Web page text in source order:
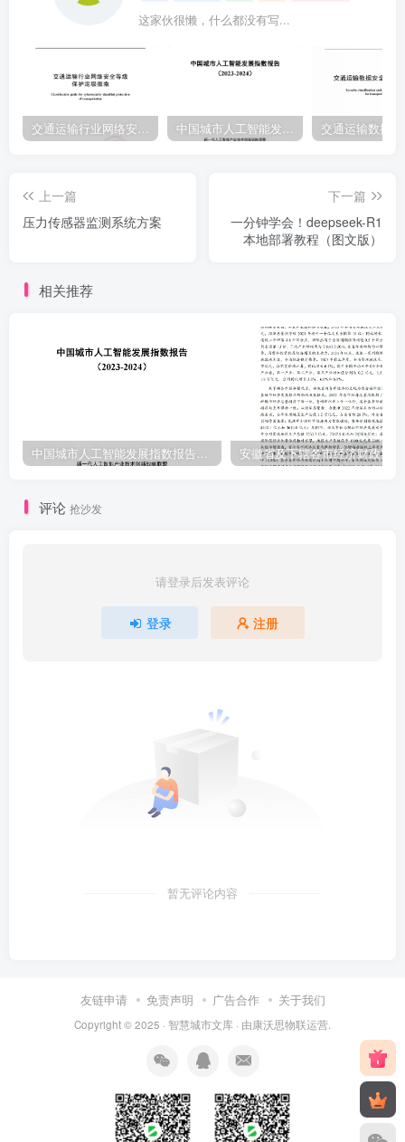
这家伙很懒，什么都没有写...
上一篇
压力传感器监测系统方案
下一篇
一分钟学会！deepseek-R1
本地部署教程（图文版）
相关推荐
评论 抢沙发
请登录后发表评论
登录 注册
暂无评论内容
友链申请 免责声明 广告合作 关于我们
Copyright © 2025 · 智慧城市文库 · 由康沃思物联运营.